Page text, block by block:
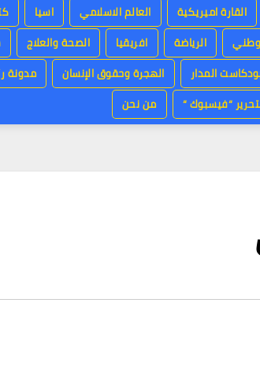
القارة اميريكية العالم الاسلامي اسيا
الرياضة افريقيا الصحة والعلاج
المدار الهجرة وحقوق الإنسان
مدونة
“فيسبوك “ من نحن